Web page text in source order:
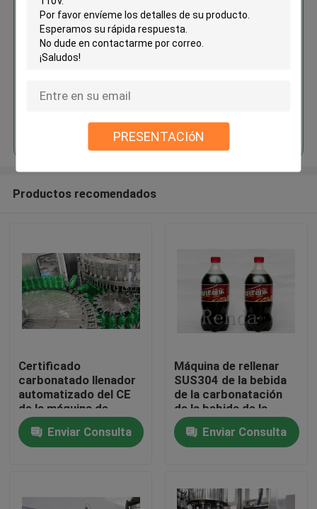
PRESENTACIóN
Hogar
Sobre nosotros
Máquina de llenado de líquidos
tres en uno, planta de máquinas
de llenado de bebidas
Continuar
Productos recomendados
Certificado
carbonatado llenador
automatizado del CE
de la máquina de
rellenar de la bebida
de los refrescos de la
máquina de rellenar de
Enviar Consulta
Máquina de rellenar
SUS304 de la bebida
de la carbonatación
de la bebida de la
embotelladora de
soda de la botella del
ANIMAL DOMÉSTICO
Enviar Consulta